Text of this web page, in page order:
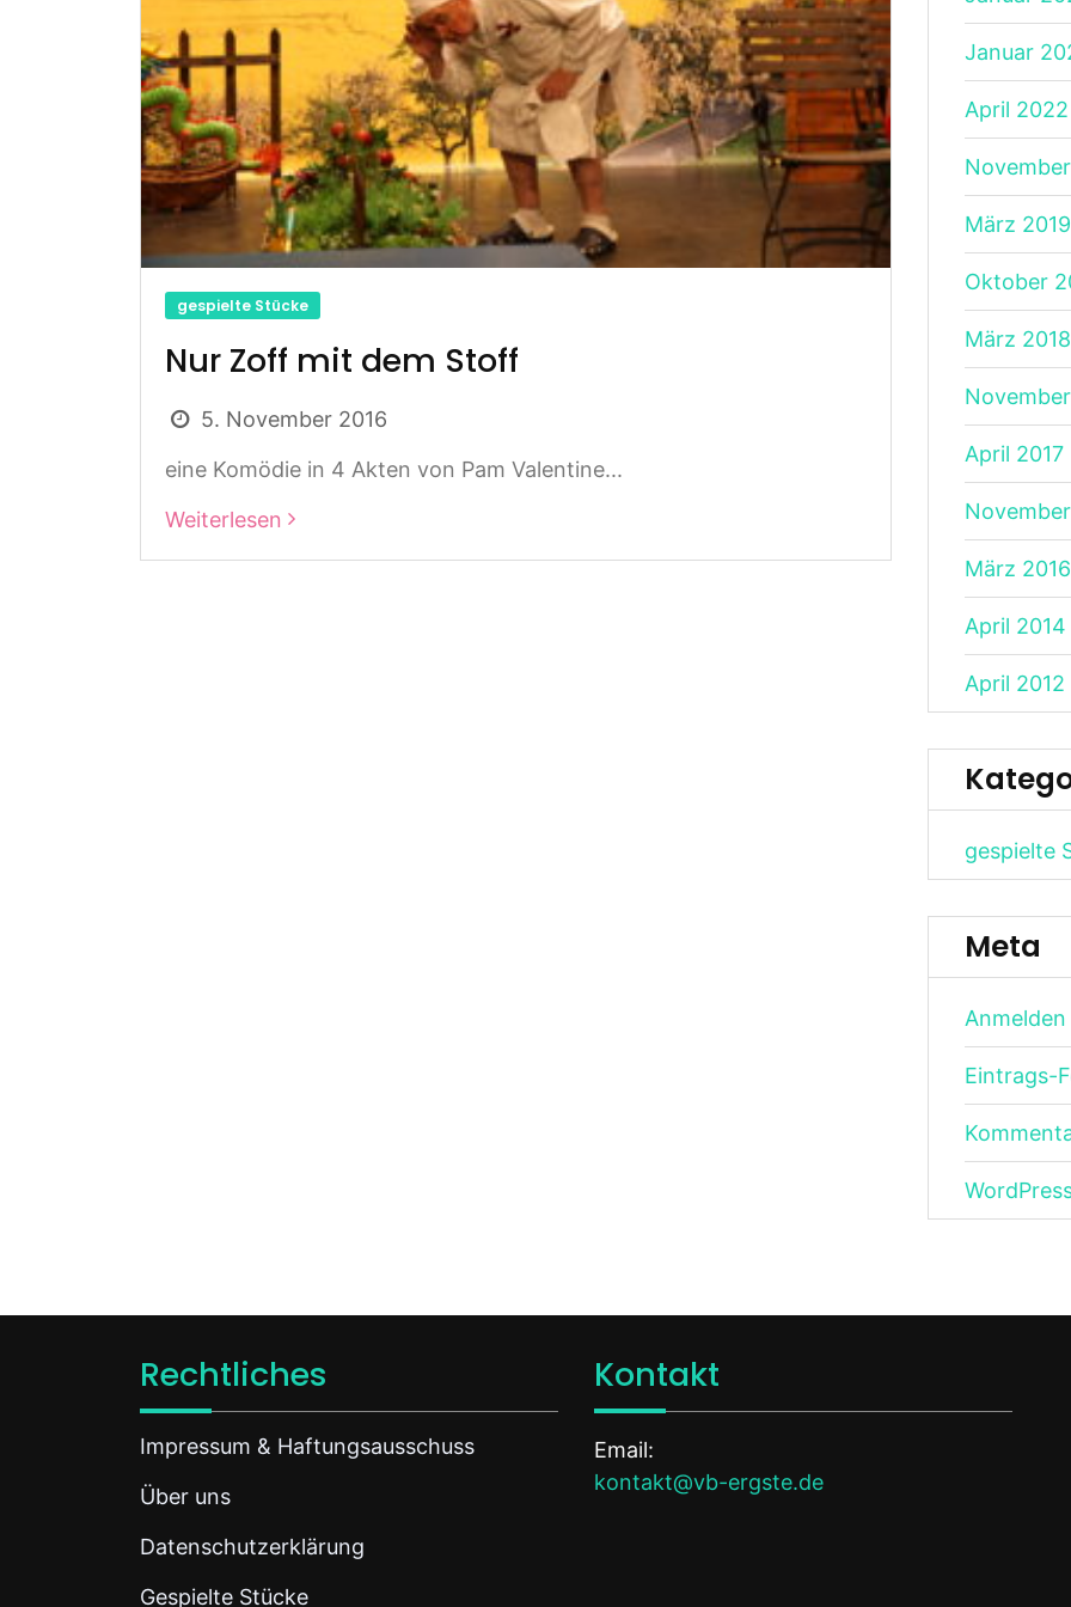
gespielte Stücke
Nur Zoff mit dem Stoff
5. November 2016
eine Komödie in 4 Akten von Pam Valentine...
Weiterlesen
Januar
April 2022
März 2019
Oktober
März 2018
April 2017
März 2016
April 2014
April 2012
gespielte
Meta
Anmelden
Eintrags-
Rechtliches
Impressum & Haftungsausschuss
Über uns
Datenschutzerklärung
Gespielte Stücke
Kontakt
Email:
kontakt@vb-ergste.de